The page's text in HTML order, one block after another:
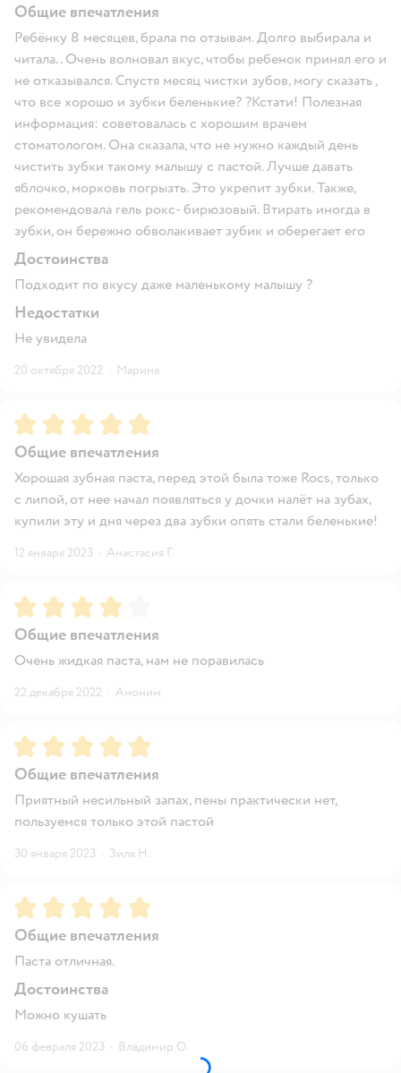
Общие впечатления
Ребёнку 8 месяцев, брала по отзывам. Долго выбирала и
читала.. Очень волновал вкус, чтобы ребенок принял его и
не отказывался. Спустя месяц чистки зубов, могу сказать ,
что все хорошо и зубки беленькие? ?Кстати! Полезная
информация: советовалась с хорошим врачем
стоматологом. Она сказала, что не нужно каждый день
чистить зубки такому малышу с пастой. Лучше давать
яблочко, морковь погрызть. Это укрепит зубки. Также,
рекомендовала гель рокс- бирюзовый. Втирать иногда в
зубки, он бережно обволакивает зубик и оберегает его
Достоинства
Подходит по вкусу даже маленькому малышу ?
Недостатки
Не увидела
20 октября 2022 · Марина
Рейтинг:5
Общие впечатления
Хорошая зубная паста, перед этой была тоже Rocs, только
с липой, от нее начал появляться у дочки налёт на зубах,
купили эту и дня через два зубки опять стали беленькие!
12 января 2023 · Анастасия Г.
Рейтинг:4
Общие впечатления
Очень жидкая паста, нам не поравилась
22 декабря 2022 · Аноним
Рейтинг:5
Общие впечатления
Приятный несильный запах, пены практически нет,
пользуемся только этой пастой
30 января 2023 · Зиля Н.
Рейтинг:5
Общие впечатления
Паста отличная.
Достоинства
Можно кушать
06 февраля 2023 · Владимир О.